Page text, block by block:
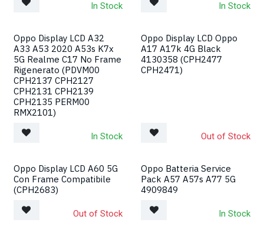
In Stock In Stock
Oppo Display LCD A32
A33 A53 2020 A53s K7x
5G Realme C17 No Frame
Rigenerato (PDVM00
CPH2137 CPH2127
CPH2131 CPH2139
CPH2135 PERM00
RMX2101)
In Stock
Oppo Display LCD Oppo
A17 A17k 4G Black
4130358 (CPH2477
CPH2471)
Out of Stock
Oppo Display LCD A60 5G
Con Frame Compatibile
(CPH2683)
Out of Stock
Oppo Batteria Service
Pack A57 A57s A77 5G
4909849
In Stock